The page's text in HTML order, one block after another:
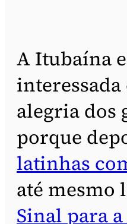
A Itubaína
alegria dos
porque
latinhas
até mesmo
Sinal para